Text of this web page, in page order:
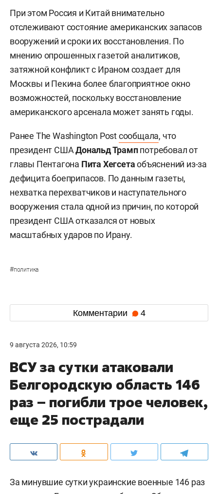
При этом Россия и Китай внимательно
отслеживают состояние американских запасов
вооружений и сроки их восстановления. По
мнению опрошенных газетой аналитиков,
затяжной конфликт с Ираном создает для
Москвы и Пекина более благоприятное окно
возможностей, поскольку восстановление
американского арсенала может занять годы.
Ранее The Washington Postсообщала, что
президент СШАДональд Трамппотребовал от
главы Пентагона Пита Хегсетаобъяснений из-за
дефицита боеприпасов. По данным газеты,
нехватка перехватчиков и наступательного
вооружения стала одной из причин, по которой
президент США отказался от новых
масштабных ударов по Ирану.
#политика
Комментарии 4
9 августа 2026, 10:59
ВСУ за сутки атаковали
Белгородскую область 146
раз – погибли трое человек,
еще 25 пострадали
За минувшие сутки украинские военные 146 раз